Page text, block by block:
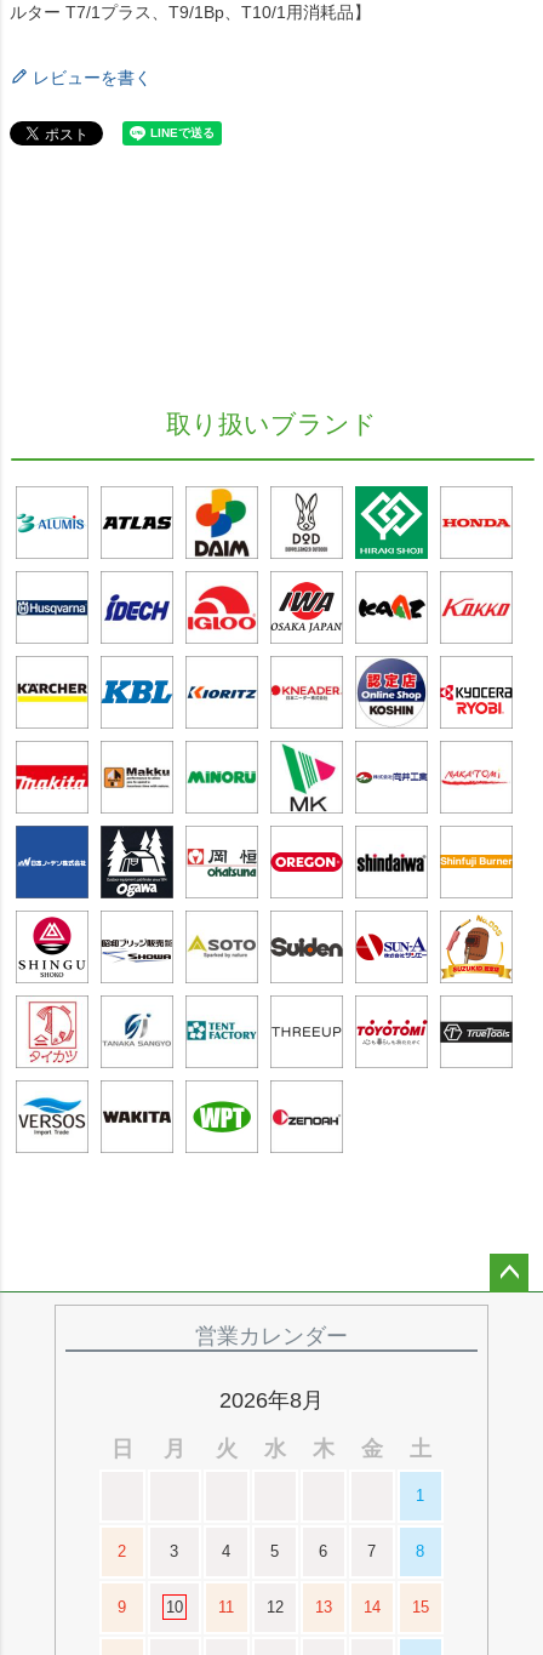
ルター T7/1プラス、T9/1Bp、T10/1用消耗品】
レビューを書く
取り扱いブランド
営業カレンダー
2026年8月
日
月 火 水 木 金 土
1
2 3 4 5 6 7 8
9 10 11 12 13 14 15